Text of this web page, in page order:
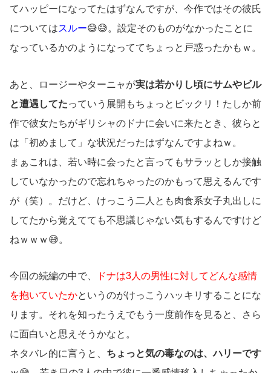
てハッピーになってたはずなんですが、今作ではその彼氏
についてはスルー😅😅。設定そのものがなかったことに
なっているかのようになっててちょっと戸惑ったかもｗ。
あと、ロージーやターニャが実は若かりし頃にサムやビル
と遭遇してたっていう展開もちょっとビックリ！たしか前
作で彼女たちがギリシャのドナに会いに来たとき、彼らと
は「初めまして」な状況だったはずなんですよねｗ。
まぁこれは、若い時に会ったと言ってもサラッとしか接触
していなかったので忘れちゃったのかもって思えるんです
が（笑）。だけど、けっこう二人とも肉食系女子丸出しに
してたから覚えてても不思議じゃない気もするんですけど
ねｗｗｗ😅。
今回の続編の中で、
ドナは3人の男性に対してどんな感情
を抱いていたかというのがけっこうハッキリすることにな
ります。それを知ったうえでもう一度前作を見ると、さら
に面白いと思えそうかなと。
ネタバレ的に言うと、 ちょっと気の毒なのは、ハリーです